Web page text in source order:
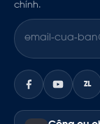
chính.
ZL